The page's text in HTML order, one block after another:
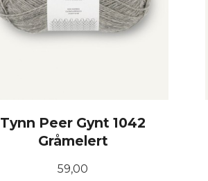
Tynn Peer Gynt 1042
Gråmelert
Pris
59,00